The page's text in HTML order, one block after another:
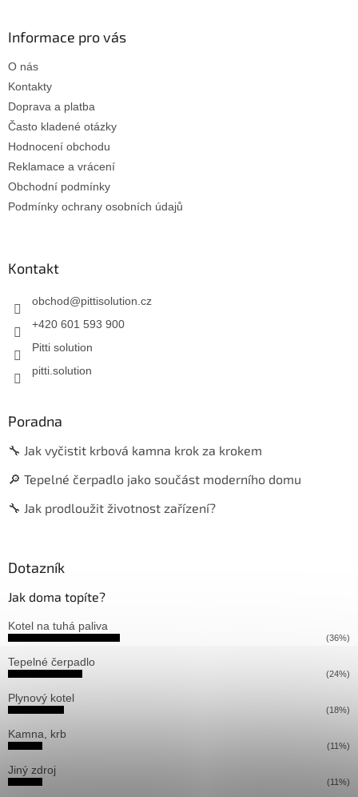
Informace pro vás
O nás
Kontakty
Doprava a platba
Často kladené otázky
Hodnocení obchodu
Reklamace a vrácení
Obchodní podmínky
Podmínky ochrany osobních údajů
Kontakt
obchod@pittisolution.cz
+420 601 593 900
Pitti solution
pitti.solution
Poradna
🔧 Jak vyčistit krbová kamna krok za krokem
🔎 Tepelné čerpadlo jako součást moderního domu
🔧 Jak prodloužit životnost zařízení?
Dotazník
Jak doma topíte?
Kotel na tuhá paliva
(36%)
Tepelné čerpadlo
(24%)
Plynový kotel
(18%)
Kamna, krb
(11%)
Jiný zdroj
(11%)